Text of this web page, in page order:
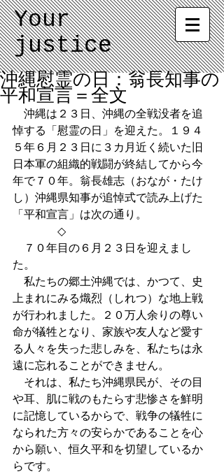
Your
justice
沖縄慰霊の日：翁長知事の
平和宣言＝全文
沖縄は２３日、沖縄の全戦没者を追
悼する「慰霊の日」を迎えた。１９４
５年６月２３日に３カ月近く続いた旧
日本軍の組織的戦闘が終結してから今
年で７０年。翁長雄志（おなが・たけ
し）沖縄県知事が追悼式で読み上げた
「平和宣言」は次の通り。
◇
７０年目の６月２３日を迎えまし
た。
私たちの郷土沖縄では、かつて、史
上まれにみる熾烈（しれつ）な地上戦
が行われました。２０万人余りの尊い
命が犠牲となり、家族や友人など愛す
る人々を失った悲しみを、私たちは永
遠に忘れることができません。
それは、私たち沖縄県民が、その目
や耳、肌に戦のもたらす悲惨さを鮮明
に記憶しているからで、戦争の犠牲に
なられた方々の安らかであることを心
から願い、恒久平和を切望しているか
らです。